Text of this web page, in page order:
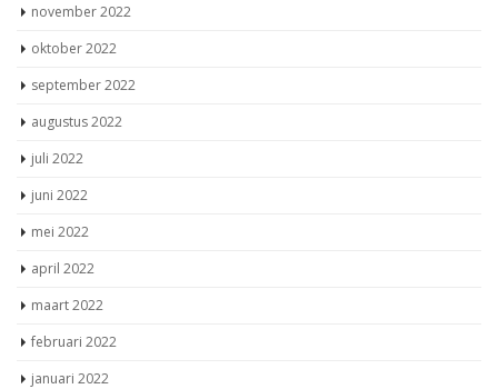
november 2022
oktober 2022
september 2022
augustus 2022
juli 2022
juni 2022
mei 2022
april 2022
maart 2022
februari 2022
januari 2022